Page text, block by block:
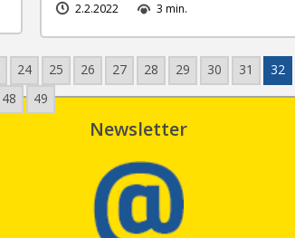
2.2.2022 3 min.
24 25 26 27 28 29 30 31 32
48 49
Newsletter